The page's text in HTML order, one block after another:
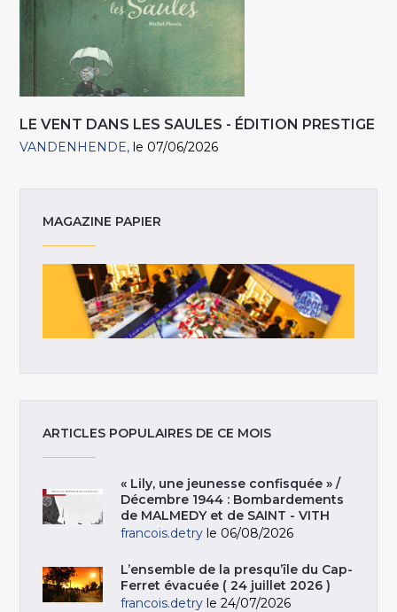
LE VENT DANS LES SAULES - ÉDITION PRESTIGE
VANDENHENDE le 07/06/2026
MAGAZINE PAPIER
ARTICLES POPULAIRES DE CE MOIS
« Lily, une jeunesse confisquée » /
Décembre 1944 : Bombardements
de MALMEDY et de SAINT - VITH
francois.detry le 06/08/2026
L’ensemble de la presqu’île du Cap-
Ferret évacuée ( 24 juillet 2026 )
francois.detry le 24/07/2026